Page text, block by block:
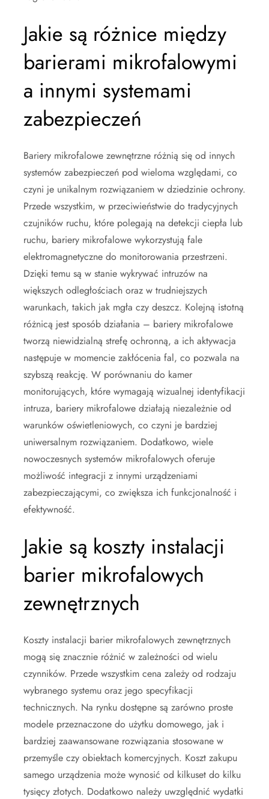
Jakie są różnice między
barierami mikrofalowymi
a innymi systemami
zabezpieczeń
Bariery mikrofalowe zewnętrzne różnią się od innych
systemów zabezpieczeń pod wieloma względami, co
czyni je unikalnym rozwiązaniem w dziedzinie ochrony.
Przede wszystkim, w przeciwieństwie do tradycyjnych
czujników ruchu, które polegają na detekcji ciepła lub
ruchu, bariery mikrofalowe wykorzystują fale
elektromagnetyczne do monitorowania przestrzeni.
Dzięki temu są w stanie wykrywać intruzów na
większych odległościach oraz w trudniejszych
warunkach, takich jak mgła czy deszcz. Kolejną istotną
różnicą jest sposób działania – bariery mikrofalowe
tworzą niewidzialną strefę ochronną, a ich aktywacja
następuje w momencie zakłócenia fal, co pozwala na
szybszą reakcję. W porównaniu do kamer
monitorujących, które wymagają wizualnej identyfikacji
intruza, bariery mikrofalowe działają niezależnie od
warunków oświetleniowych, co czyni je bardziej
uniwersalnym rozwiązaniem. Dodatkowo, wiele
nowoczesnych systemów mikrofalowych oferuje
możliwość integracji z innymi urządzeniami
zabezpieczającymi, co zwiększa ich funkcjonalność i
efektywność.
Jakie są koszty instalacji
barier mikrofalowych
zewnętrznych
Koszty instalacji barier mikrofalowych zewnętrznych
mogą się znacznie różnić w zależności od wielu
czynników. Przede wszystkim cena zależy od rodzaju
wybranego systemu oraz jego specyfikacji
technicznych. Na rynku dostępne są zarówno proste
modele przeznaczone do użytku domowego, jak i
bardziej zaawansowane rozwiązania stosowane w
przemyśle czy obiektach komercyjnych. Koszt zakupu
samego urządzenia może wynosić od kilkuset do kilku
tysięcy złotych. Dodatkowo należy uwzględnić wydatki